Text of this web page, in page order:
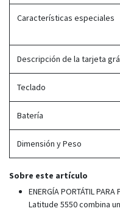
Características especiales
Descripción de la tarjeta
Teclado
Batería
Dimensión y Peso
Sobre este artículo
ENERGÍA PORTÁTIL
Latitude 5550 combina